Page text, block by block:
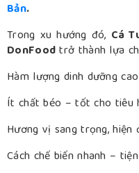
Bản.
Trong xu hướng đó, Cá
DonFoodtrở thành lựa
Hàm lượng dinh dưỡng cao
Ít chất béo – tốt cho tiêu
Hương vị sang trọng, hiện
Cách chế biến nhanh –